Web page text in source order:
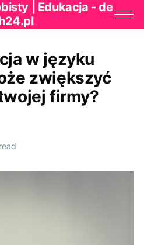
| Edukacja - de
w języku
zwiększyć
firmy?